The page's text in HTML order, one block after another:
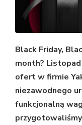
Black Friday,
month?
ofert w firmie
niezawodnego
funkcjonalną